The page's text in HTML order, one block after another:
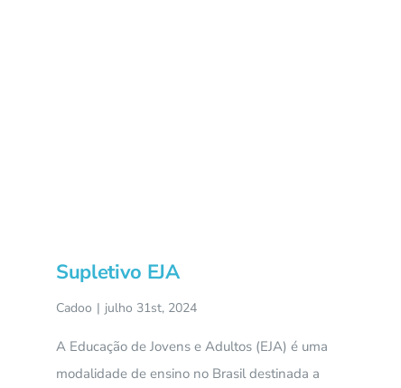
Supletivo EJA
Cadoo | julho 31st, 2024
A Educação de Jovens e Adultos (EJA) é uma
modalidade de ensino no Brasil destinada a